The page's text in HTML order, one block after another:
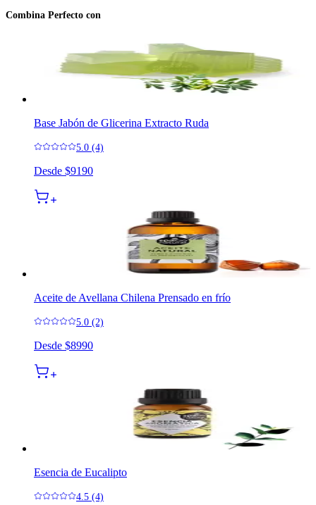
Combina Perfecto con
Base Jabón de Glicerina Extracto Ruda
5.0 (4)
Desde $9190
Aceite de Avellana Chilena Prensado en frío
5.0 (2)
Desde $8990
Esencia de Eucalipto
4.5 (4)